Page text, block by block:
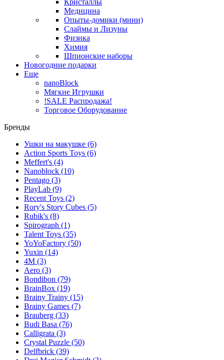
Кристаллы
Медицина
Опыты-домики (мини)
Слаймы и Лизуны
Физика
Химия
Шпионские наборы
Новогодние подарки
Еще
nanoBlock
Мягкие Игрушки
!SALE Распродажа!
Торговое Оборудование
Бренды
Ушки на макушке (6)
Action Sports Toys (6)
Meffert's (4)
Nanoblock (10)
Pentago (3)
PlayLab (9)
Recent Toys (2)
Rory's Story Cubes (5)
Rubik's (8)
Spirograph (1)
Talent Toys (35)
YoYoFactory (50)
Yuxin (14)
4M (3)
Aero (3)
Bondibon (79)
BrainBox (19)
Brainy Trainy (15)
Brainy Games (7)
Brauberg (33)
Budi Basa (76)
Calligrata (3)
Crystal Puzzle (50)
Delfbrick (39)